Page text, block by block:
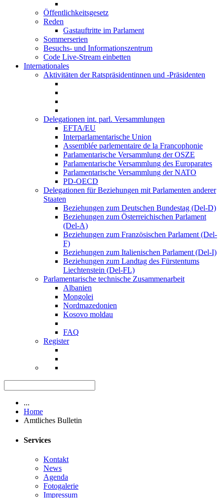
Öffentlichkeitsgesetz
Reden
Gastauftritte im Parlament
Sommerserien
Besuchs- und Informationszentrum
Code Live-Stream einbetten
Internationales
Aktivitäten der Ratspräsidentinnen und -Präsidenten
Delegationen int. parl. Versammlungen
EFTA/EU
Interparlamentarische Union
Assemblée parlementaire de la Francophonie
Parlamentarische Versammlung der OSZE
Parlamentarische Versammlung des Europarates
Parlamentarische Versammlung der NATO
PD-OECD
Delegationen für Beziehungen mit Parlamenten anderer
Staaten
Beziehungen zum Deutschen Bundestag (Del-D)
Beziehungen zum Österreichischen Parlament
(Del-A)
Beziehungen zum Französischen Parlament (Del-
F)
Beziehungen zum Italienischen Parlament (Del-I)
Beziehungen zum Landtag des Fürstentums
Liechtenstein (Del-FL)
Parlamentarische technische Zusammenarbeit
Albanien
Mongolei
Nordmazedonien
Kosovo moldau
FAQ
Register
...
Home
Amtliches Bulletin
Services
Kontakt
News
Agenda
Fotogalerie
Impressum